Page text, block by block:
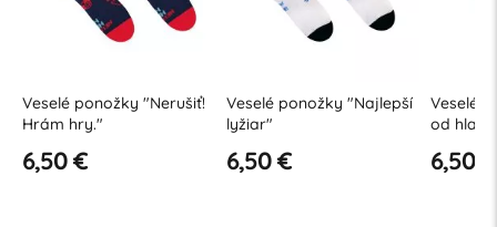
Veselé ponožky "Nerušiť!
Hrám hry."
6,50 €
Veselé ponožky "Najlepší
lyžiar"
6,50 €
Veselé
od
6,50 €